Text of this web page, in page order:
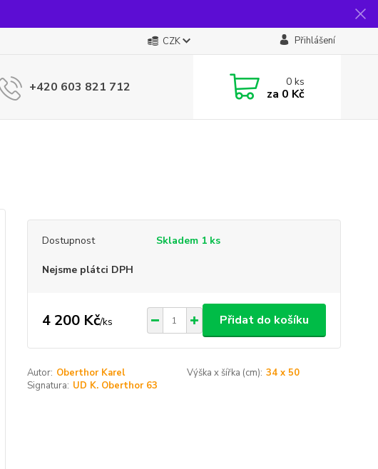
CZK Přihlášení
+420 603 821 712 0ks
za 0 Kč
Dostupnost Skladem 1 ks
Nejsme plátci DPH
4 200 Kč/ks Přidat do košíku
Autor: Oberthor Karel Výška x šířka (cm): 34 x 50
Signatura: UD K. Oberthor 63